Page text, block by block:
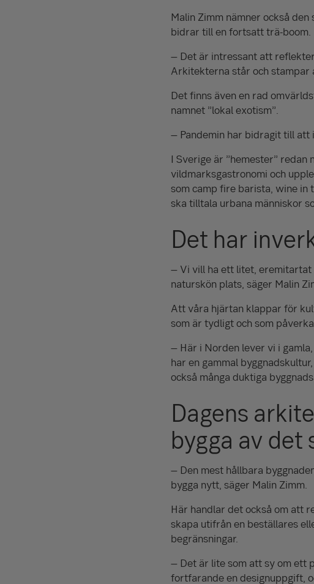
Malin Zimm nämner också
bidrar till en fortsatt trä-boom.
– Det är intressant att
Arkitekterna står och stampar
Det finns även en rad
namnet ”lokal exotism”.
– Pandemin har bidragit till att
I Sverige är ”hemester” redan
vildmarksgastronomi och
som camp fire barista, wine in
ska tilltala urbana människor
Det har
– Vi vill ha ett litet, eremitartat
naturskön plats, säger Malin
Att våra hjärtan klappar för
som är tydligt och som
– Här i Norden lever vi i
har en gammal
också många duktiga
Dagens
bygga av det
– Den mest hållbara
bygga nytt, säger Malin Zimm.
Här handlar det också om att
skapa utifrån en beställares
begränsningar.
– Det är lite som att sy om ett
fortfarande en designuppgift,